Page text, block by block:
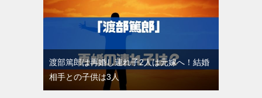
渡部篤郎は再婚し連れ子2人は元嫁へ！結婚
相手との子供は3人